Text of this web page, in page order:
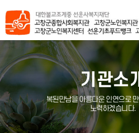
기관소
복된만남을 아름다운 인연으로
노력하겠습니다.